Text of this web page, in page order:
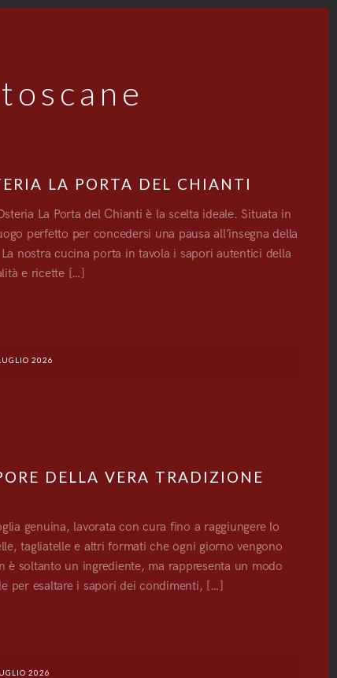
LA PORTA DEL CHIANTI
La Porta del Chianti è la scelta ideale. Situata in
perfetto per concedersi una pausa all’insegna della
nostra cucina porta in tavola i sapori autentici della
e ricette […]
2026
DELLA VERA TRADIZIONE
genuina, lavorata con cura fino a raggiungere lo
tagliatelle e altri formati che ogni giorno vengono
è soltanto un ingrediente, ma rappresenta un modo
per esaltare i sapori dei condimenti, […]
2026